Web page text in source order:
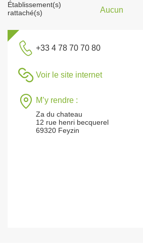
Établissement(s)
rattaché(s)
Aucun
+33 4 78 70 70 80
Voir le site internet
M’y rendre :
Za du chateau
12 rue henri becquerel
69320 Feyzin